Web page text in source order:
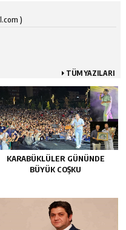
)
TÜM YAZILARI
KARABÜKLÜLER GÜNÜNDE
BÜYÜK COŞKU